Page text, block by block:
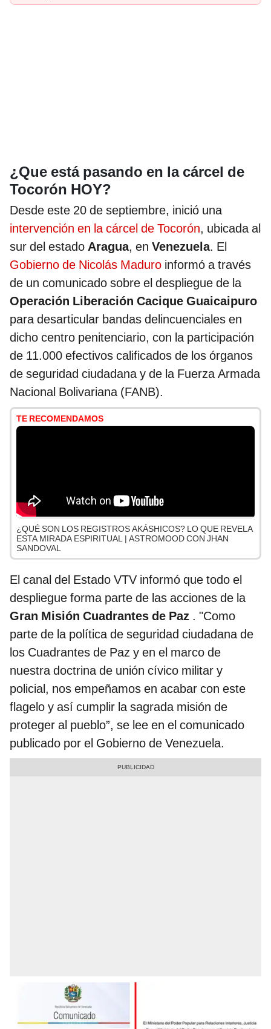
¿Que está pasando en la cárcel de
Tocorón HOY?
Desde este 20 de septiembre, inició una
intervención en la cárcel de Tocorón, ubicada al
sur del estado Aragua, en Venezuela. El
Gobierno de Nicolás Maduro informó a través
de un comunicado sobre el despliegue de la
Operación Liberación Cacique Guaicaipuro
para desarticular bandas delincuenciales en
dicho centro penitenciario, con la participación
de 11.000 efectivos calificados de los órganos
de seguridad ciudadana y de la Fuerza Armada
Nacional Bolivariana (FANB).
TE RECOMENDAMOS
¿QUÉ SON LOS REGISTROS AKÁSHICOS? LO QUE REVELA
ESTA MIRADA ESPIRITUAL | ASTROMOOD CON JHAN
SANDOVAL
El canal del Estado VTV informó que todo el
despliegue forma parte de las acciones de la
Gran Misión Cuadrantes de Paz . "Como
parte de la política de seguridad ciudadana de
los Cuadrantes de Paz y en el marco de
nuestra doctrina de unión cívico militar y
policial, nos empeñamos en acabar con este
flagelo y así cumplir la sagrada misión de
proteger al pueblo”, se lee en el comunicado
publicado por el Gobierno de Venezuela.